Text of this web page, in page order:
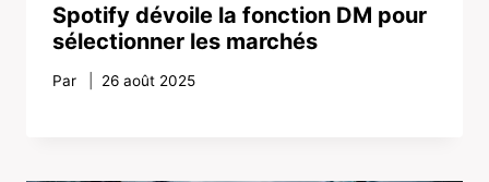
Spotify dévoile la fonction DM pour
sélectionner les marchés
Par 26 août 2025